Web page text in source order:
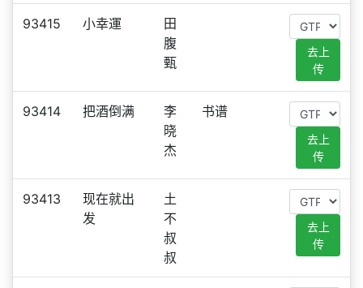
93415 小幸運
田
腹
甄
去上
传
93414 把酒倒满
李
晓
杰
书谱
去上
传
93413
现在就出
发
土
不
叔
叔
去上
传